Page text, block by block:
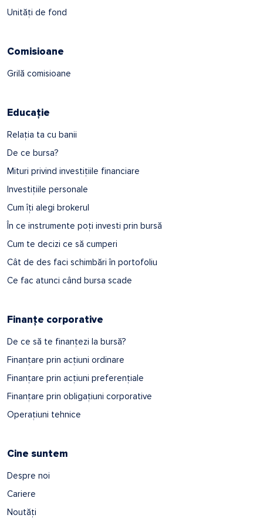
Unități de fond
Comisioane
Grilă comisioane
Educație
Relația ta cu banii
De ce bursa?
Mituri privind investițiile financiare
Investițiile personale
Cum îți alegi brokerul
În ce instrumente poți investi prin bursă
Cum te decizi ce să cumperi
Cât de des faci schimbări în portofoliu
Ce fac atunci când bursa scade
Finanțe corporative
De ce să te finanțezi la bursă?
Finanțare prin acțiuni ordinare
Finanțare prin acțiuni preferențiale
Finanțare prin obligațiuni corporative
Operațiuni tehnice
Cine suntem
Despre noi
Cariere
Noutăți